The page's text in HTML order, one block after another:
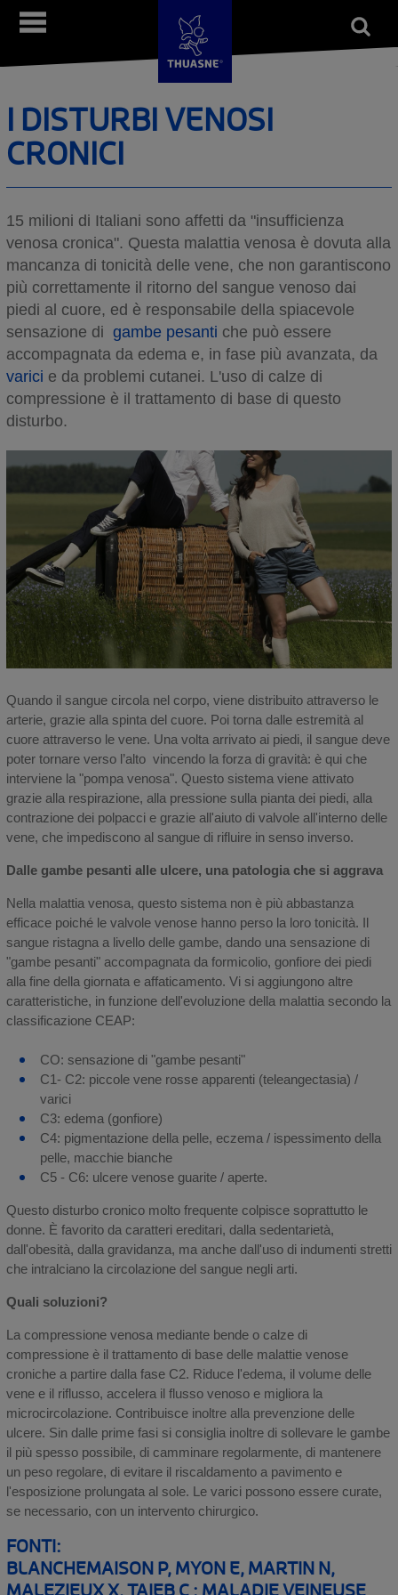
Salta
Open
form Menù
I DISTURBI VENOSI
CRONICI
15 milioni di Italiani sono affetti da "insufficienza
venosa cronica". Questa malattia venosa è dovuta alla
mancanza di tonicità delle vene, che non garantiscono
più correttamente il ritorno del sangue venoso dai
piedi al cuore, ed è responsabile della spiacevole
sensazione di gambe pesanti che può essere
accompagnata da edema e, in fase più avanzata, da
varici e da problemi cutanei. L'uso di calze di
compressione è il trattamento di base di questo
disturbo.
Quando il sangue circola nel corpo, viene distribuito attraverso le
arterie, grazie alla spinta del cuore. Poi torna dalle estremità al
cuore attraverso le vene. Una volta arrivato ai piedi, il sangue deve
poter tornare verso l’alto vincendo la forza di gravità: è qui che
interviene la "pompa venosa". Questo sistema viene attivato
grazie alla respirazione, alla pressione sulla pianta dei piedi, alla
contrazione dei polpacci e grazie all'aiuto di valvole all'interno delle
vene, che impediscono al sangue di rifluire in senso inverso.
Dalle gambe pesanti alle ulcere, una patologia che si aggrava
Nella malattia venosa, questo sistema non è più abbastanza
efficace poiché le valvole venose hanno perso la loro tonicità. Il
sangue ristagna a livello delle gambe, dando una sensazione di
"gambe pesanti" accompagnata da formicolio, gonfiore dei piedi
alla fine della giornata e affaticamento. Vi si aggiungono altre
caratteristiche, in funzione dell'evoluzione della malattia secondo la
classificazione CEAP:
CO: sensazione di "gambe pesanti"
C1- C2: piccole vene rosse apparenti (teleangectasia) /
varici
C3: edema (gonfiore)
C4: pigmentazione della pelle, eczema / ispessimento della
pelle, macchie bianche
C5 - C6: ulcere venose guarite / aperte.
Questo disturbo cronico molto frequente colpisce soprattutto le
donne. È favorito da caratteri ereditari, dalla sedentarietà,
dall'obesità, dalla gravidanza, ma anche dall'uso di indumenti stretti
che intralciano la circolazione del sangue negli arti.
Quali soluzioni?
La compressione venosa mediante bende o calze di
compressione è il trattamento di base delle malattie venose
croniche a partire dalla fase C2. Riduce l'edema, il volume delle
vene e il riflusso, accelera il flusso venoso e migliora la
microcircolazione. Contribuisce inoltre alla prevenzione delle
ulcere. Sin dalle prime fasi si consiglia inoltre di sollevare le gambe
il più spesso possibile, di camminare regolarmente, di mantenere
un peso regolare, di evitare il riscaldamento a pavimento e
l'esposizione prolungata al sole. Le varici possono essere curate,
se necessario, con un intervento chirurgico.
FONTI:
BLANCHEMAISON P, MYON E, MARTIN N,